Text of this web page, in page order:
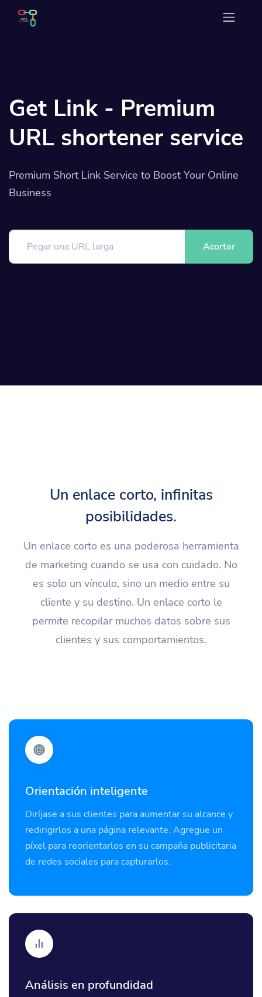
Get Link - Premium
URL shortener service
Premium Short Link Service to Boost Your Online
Business
Acortar
Un enlace corto, infinitas
posibilidades.
Un enlace corto es una poderosa herramienta
de marketing cuando se usa con cuidado. No
es solo un vínculo, sino un medio entre su
cliente y su destino. Un enlace corto le
permite recopilar muchos datos sobre sus
clientes y sus comportamientos.
Orientación inteligente
Diríjase a sus clientes para aumentar su alcance y
redirigirlos a una página relevante. Agregue un
píxel para reorientarlos en su campaña publicitaria
de redes sociales para capturarlos.
Análisis en profundidad